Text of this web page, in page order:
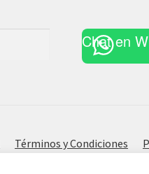
Chat en
Términos y Condiciones